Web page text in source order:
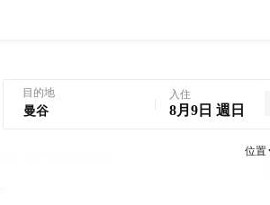
目的地 入住
8月9日 週日
位置